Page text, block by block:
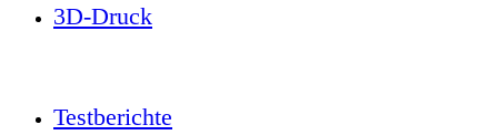
3D-Druck
Testberichte